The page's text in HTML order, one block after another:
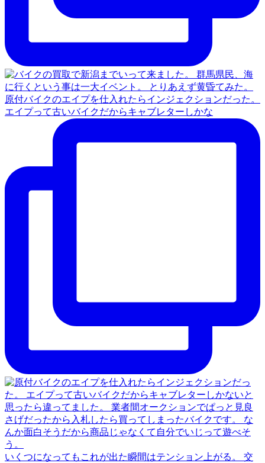
原付バイクのエイプを仕入れたらインジェクションだった。
エイプって古いバイクだからキャブレターしかな
いくつになってもこれが出た瞬間はテンション上がる。 交